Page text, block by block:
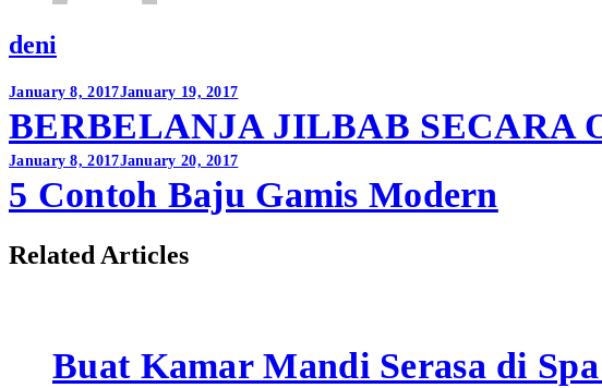
deni
Post
navigation
January 8, 2017January 19, 2017
BERBELANJA JILBAB SECARA
January 8, 2017January 20, 2017
5 Contoh Baju Gamis Modern
Related Articles
Buat Kamar Mandi Serasa di